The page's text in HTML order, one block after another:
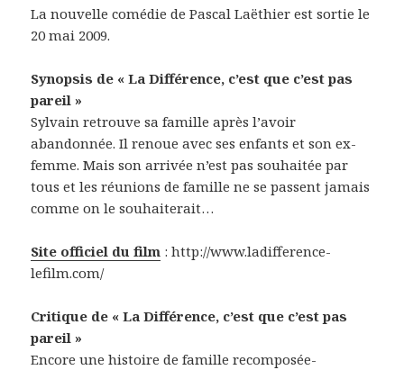
La nouvelle comédie de Pascal Laëthier est sortie le
20 mai 2009.
Synopsis de « La Différence, c’est que c’est pas
pareil »
Sylvain retrouve sa famille après l’avoir
abandonnée. Il renoue avec ses enfants et son ex-
femme. Mais son arrivée n’est pas souhaitée par
tous et les réunions de famille ne se passent jamais
comme on le souhaiterait…
Site officiel du film : http://www.ladifference-
lefilm.com/
Critique de « La Différence, c’est que c’est pas
pareil »
Encore une histoire de famille recomposée-